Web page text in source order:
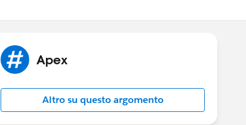
Apex
Altro su questo argomento